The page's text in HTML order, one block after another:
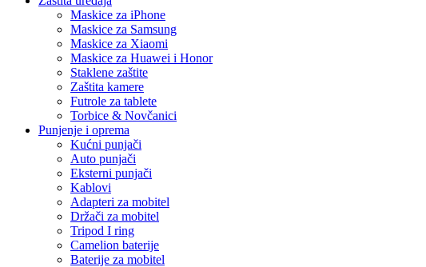
Maskice za iPhone
Maskice za Samsung
Maskice za Xiaomi
Maskice za Huawei i Honor
Staklene zaštite
Zaštita kamere
Futrole za tablete
Torbice & Novčanici
Punjenje i oprema
Kućni punjači
Auto punjači
Eksterni punjači
Kablovi
Adapteri za mobitel
Držači za mobitel
Tripod I ring
Camelion baterije
Baterije za mobitel